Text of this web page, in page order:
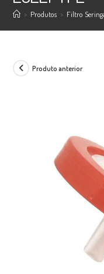
> Produtos > Filtro
Produto anterior